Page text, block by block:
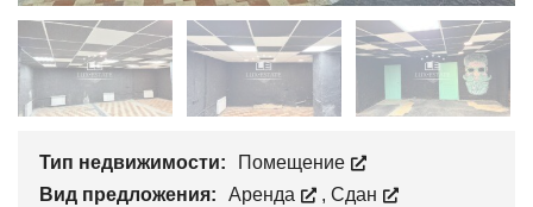
Тип недвижимости:
Помещение
Вид предложения:
Аренда , Сдан